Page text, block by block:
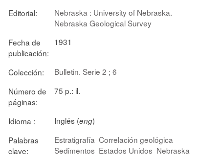
Editorial:
Nebraska : University of Nebraska.
Nebraska Geological Survey
Fecha de
publicación:
1931
Colección:
Bulletin. Serie 2 ; 6
Número de
páginas:
75 p.: il.
Idioma : Inglés (eng)
Palabras
clave:
Estratigrafía Correlación geológica
Sedimentos Estados Unidos Nebraska